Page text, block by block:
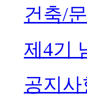
건축/
제4기
공지사